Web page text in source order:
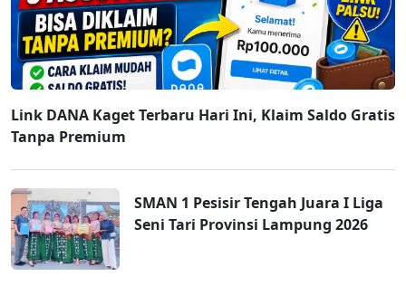
Link DANA Kaget Terbaru Hari Ini, Klaim Saldo Gratis
Tanpa Premium
SMAN 1 Pesisir Tengah Juara I Liga
Seni Tari Provinsi Lampung 2026